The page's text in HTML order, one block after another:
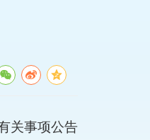
关事项公告